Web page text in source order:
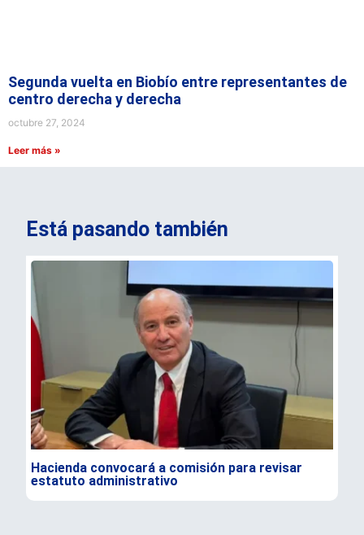
Segunda vuelta en Biobío entre representantes de
centro derecha y derecha
octubre 27, 2024
Leer más »
Está pasando también
Hacienda convocará a comisión para revisar
estatuto administrativo